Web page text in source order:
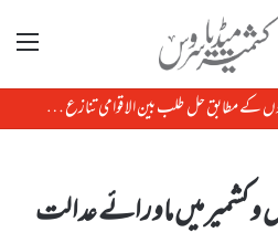
مینو
مسئلہ کشمیر اقوام متحدہ کی قراردادوں کے مطابق حل طلب بین الاقوامی تنازع ہے، حافظ حفیظ الرحمن
و کشمیر میں ماورائے عدالت